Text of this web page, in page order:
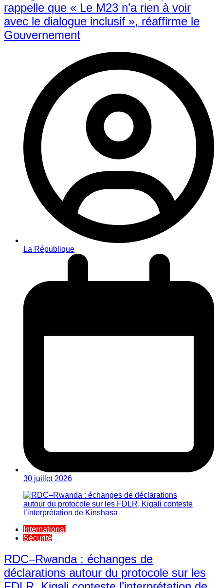
rappelle que « Le M23 n’a rien à voir
avec le dialogue inclusif », réaffirme le
Gouvernement
La République
30 juillet 2026
International
Sécurité
RDC–Rwanda : échanges de
déclarations autour du protocole sur les